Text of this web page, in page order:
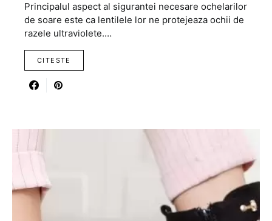
Principalul aspect al sigurantei necesare ochelarilor
de soare este ca lentilele lor ne protejeaza ochii de
razele ultraviolete.…
CITESTE